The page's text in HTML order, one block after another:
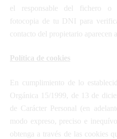
el responsable del fichero o
fotocopia de tu DNI para
contacto del propietario aparecen
Política de cookies
En cumplimiento de lo
Orgánica 15/1999, de 13 de
de Carácter Personal (en
modo expreso, preciso e
obtenga a través de las cookies